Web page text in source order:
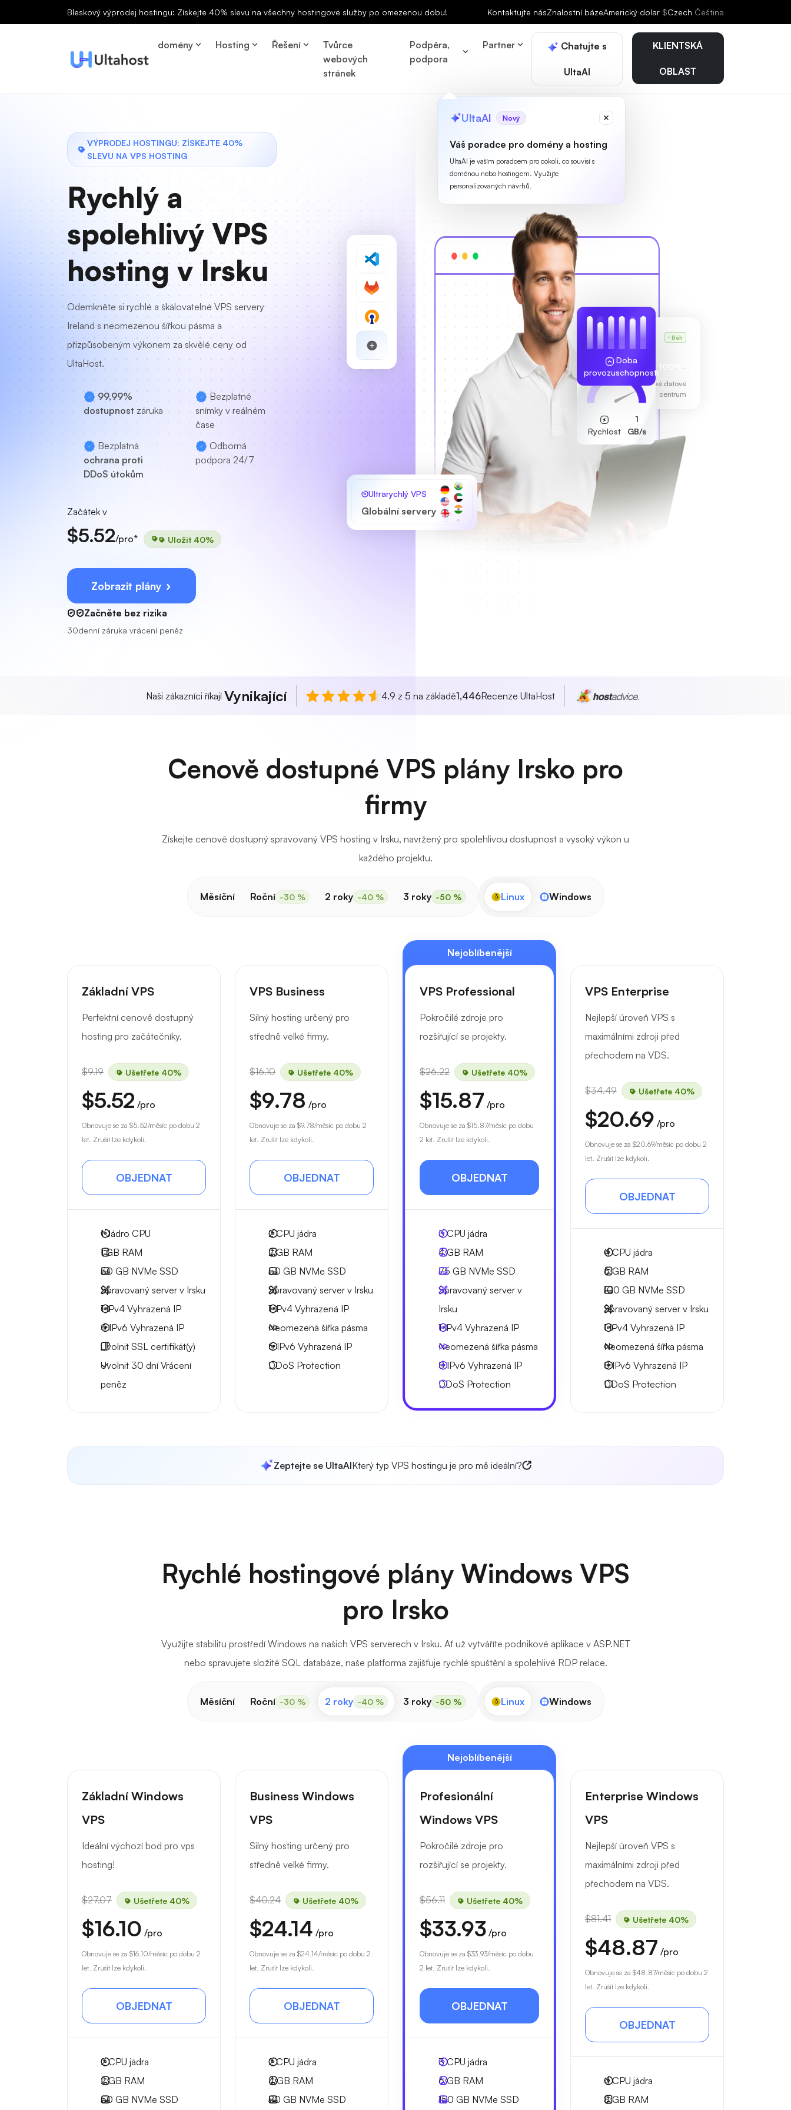
Bleskový výprodej hostingu: Získejte 40% slevu na všechny hostingové služby po omezenou dobu! Kontaktujte násZnalostní bázeAmerický dolar $Czech Čeština
domény Hosting Řešení
Tvůrce
webových
stránek
Podpěra,
podpora
Partner Chatujte s
UltaAI
UltaAI Nový
Váš poradce pro domény a hosting
UltaAI je vaším poradcem pro cokoli, co souvisí s
doménou nebo hostingem. Využijte
personalizovaných návrhů.
KLIENTSKÁ
OBLAST
VÝPRODEJ HOSTINGU: ZÍSKEJTE 40%
SLEVU NA VPS HOSTING
Rychlý a
spolehlivý VPS
hosting v Irsku
Odemkněte si rychlé a škálovatelné VPS servery
Ireland s neomezenou šířkou pásma a
přizpůsobeným výkonem za skvělé ceny od
UltaHost.
99,99%
dostupnost záruka
Bezplatné
snímky v reálném
čase
Bezplatná
ochrana proti
DDoS útokům
Odborná
podpora 24/7
Začátek v
$5.52/pro* Uložit 40%
Zobrazit plány
Začněte bez rizika
30denní záruka vrácení peněz
Karlův VPS Běh
255.189.85.19
Frankfurtské datové
centrum
Rychlost
1
GB/s
Doba
provozuschopnosti
100%
Ultrarychlý VPS
Globální servery
Naši zákazníci říkají Vynikající 4.9 z 5 na základě1,446Recenze UltaHost
Cenově dostupné VPS plány Irsko pro
firmy
Získejte cenově dostupný spravovaný VPS hosting v Irsku, navržený pro spolehlivou dostupnost a vysoký výkon u
každého projektu.
Měsíční Roční -30 % 2 roky -40 % 3 roky -50 % Linux Windows
Základní VPS
Perfektní cenově dostupný
hosting pro začátečníky.
$9.19 Ušetřete 40%
$5.52 /pro
Obnovuje se za $5.52/měsíc po dobu 2
let. Zrušit lze kdykoli.
OBJEDNAT
1Jádro CPU
1 GB RAM
30 GB NVMe SSD
Spravovaný server v Irsku
1 IPv4 Vyhrazená IP
4 IPv6 Vyhrazená IP
Uvolnit SSL certifikát(y)
Uvolnit 30 dní Vrácení
peněz
VPS Business
Silný hosting určený pro
středně velké firmy.
$16.10 Ušetřete 40%
$9.78 /pro
Obnovuje se za $9.78/měsíc po dobu 2
let. Zrušit lze kdykoli.
OBJEDNAT
2CPU jádra
2 GB RAM
50 GB NVMe SSD
Spravovaný server v Irsku
1 IPv4 Vyhrazená IP
Neomezená šířka pásma
6 IPv6 Vyhrazená IP
DDoS Protection
Nejoblíbenější
VPS Professional
Pokročilé zdroje pro
rozšiřující se projekty.
$26.22 Ušetřete 40%
$15.87 /pro
Obnovuje se za $15.87/měsíc po dobu
2 let. Zrušit lze kdykoli.
OBJEDNAT
3CPU jádra
4 GB RAM
75 GB NVMe SSD
Spravovaný server v
Irsku
1 IPv4 Vyhrazená IP
Neomezená šířka pásma
8 IPv6 Vyhrazená IP
DDoS Protection
VPS Enterprise
Nejlepší úroveň VPS s
maximálními zdroji před
přechodem na VDS.
$34.49 Ušetřete 40%
$20.69 /pro
Obnovuje se za $20.69/měsíc po dobu 2
let. Zrušit lze kdykoli.
OBJEDNAT
4CPU jádra
6 GB RAM
100 GB NVMe SSD
Spravovaný server v Irsku
1 IPv4 Vyhrazená IP
Neomezená šířka pásma
8 IPv6 Vyhrazená IP
DDoS Protection
Zeptejte se UltaAIKterý typ VPS hostingu je pro mě ideální?
Rychlé hostingové plány Windows VPS
pro Irsko
Využijte stabilitu prostředí Windows na našich VPS serverech v Irsku. Ať už vytváříte podnikové aplikace v ASP.NET
nebo spravujete složité SQL databáze, naše platforma zajišťuje rychlé spuštění a spolehlivé RDP relace.
Měsíční Roční -30 % 2 roky -40 % 3 roky -50 % Linux Windows
Základní Windows
VPS
Ideální výchozí bod pro vps
hosting!
$27.07 Ušetřete 40%
$16.10 /pro
Obnovuje se za $16.10/měsíc po dobu 2
let. Zrušit lze kdykoli.
OBJEDNAT
2CPU jádra
2 GB RAM
50 GB NVMe SSD
Business Windows
VPS
Silný hosting určený pro
středně velké firmy.
$40.24 Ušetřete 40%
$24.14 /pro
Obnovuje se za $24.14/měsíc po dobu 2
let. Zrušit lze kdykoli.
OBJEDNAT
2CPU jádra
4 GB RAM
80 GB NVMe SSD
Nejoblíbenější
Profesionální
Windows VPS
Pokročilé zdroje pro
rozšiřující se projekty.
$56.11 Ušetřete 40%
$33.93 /pro
Obnovuje se za $33.93/měsíc po dobu
2 let. Zrušit lze kdykoli.
OBJEDNAT
3CPU jádra
6 GB RAM
150 GB NVMe SSD
Enterprise Windows
VPS
Nejlepší úroveň VPS s
maximálními zdroji před
přechodem na VDS.
$81.41 Ušetřete 40%
$48.87 /pro
Obnovuje se za $48.87/měsíc po dobu 2
let. Zrušit lze kdykoli.
OBJEDNAT
4CPU jádra
8 GB RAM